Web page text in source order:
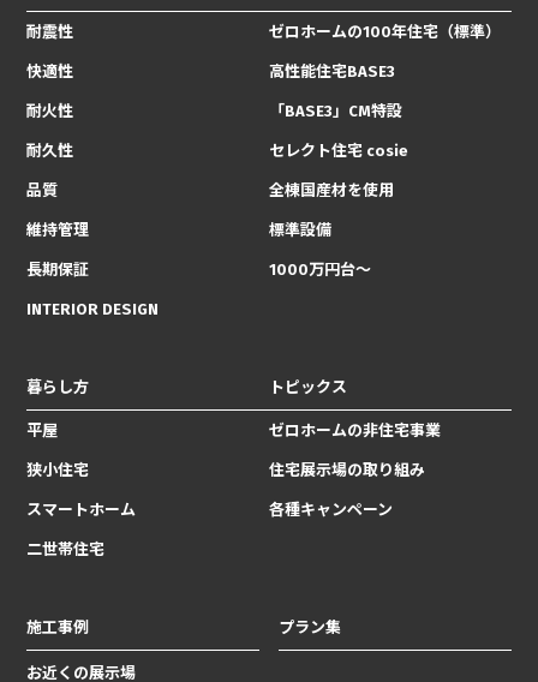
耐震性
快適性
耐火性
耐久性
品質
維持管理
長期保証
INTERIOR DESIGN
ゼロホームの100年住宅（標準）
高性能住宅BASE3
「BASE3」CM特設
セレクト住宅 cosie
全棟国産材を使用
標準設備
1000万円台〜
暮らし方
平屋
狭小住宅
スマートホーム
二世帯住宅
トピックス
ゼロホームの非住宅事業
住宅展示場の取り組み
各種キャンペーン
施工事例 プラン集
お近くの展示場